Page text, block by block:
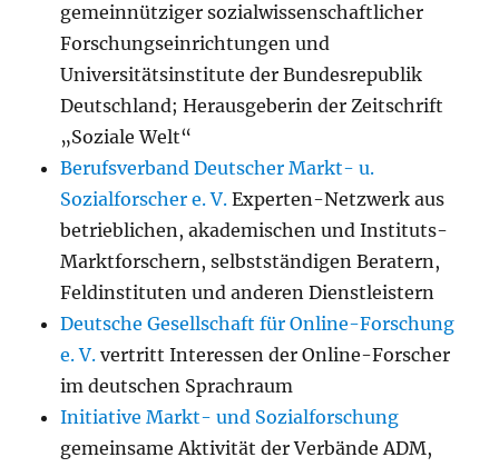
gemeinnütziger sozialwissenschaftlicher
Forschungseinrichtungen und
Universitätsinstitute der Bundesrepublik
Deutschland; Herausgeberin der Zeitschrift
„Soziale Welt“
Berufsverband Deutscher Markt- u.
Sozialforscher e. V. Experten-Netzwerk aus
betrieblichen, akademischen und Instituts-
Marktforschern, selbstständigen Beratern,
Feldinstituten und anderen Dienstleistern
Deutsche Gesellschaft für Online-Forschung
e. V. vertritt Interessen der Online-Forscher
im deutschen Sprachraum
Initiative Markt- und Sozialforschung
gemeinsame Aktivität der Verbände ADM,